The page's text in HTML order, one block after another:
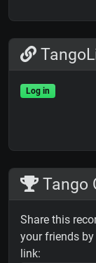
Log in
Tango
Share this
your friends
link: